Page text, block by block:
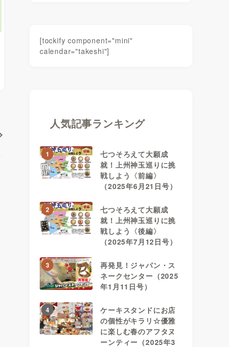
[tockify component="mini"
calendar="takeshi"]
人気記事ランキング
1
七つそろえて大願成
就！上州神玉巡りに挑
戦しよう〈前編〉
（2025年6月21日号）
2
七つそろえて大願成
就！上州神玉巡りに挑
戦しよう〈後編〉
（2025年7月12日号）
3
再発見！ジャパン・ス
ネークセンター（2025
年1月11日号）
4
ケーキスタンドにお店
の個性がキラリ☆優雅
に楽しむ春のアフタヌ
ーンティー（2025年3